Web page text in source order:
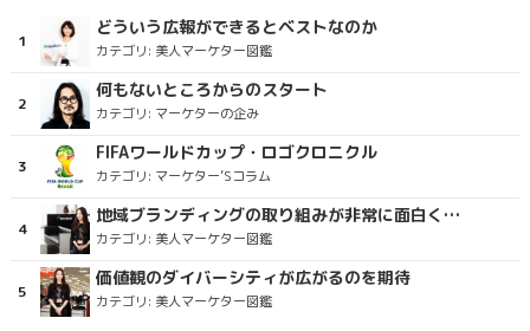
どういう広報ができるとベストなのか
カテゴリ: 美人マーケター図鑑
何もないところからのスタート
カテゴリ: マーケターの企み
FIFAワールドカップ・ロゴクロニクル
カテゴリ: マーケター’Sコラム
地域ブランディングの取り組みが非常に面白く注目しています
カテゴリ: 美人マーケター図鑑
価値観のダイバーシティが広がるのを期待
カテゴリ: 美人マーケター図鑑